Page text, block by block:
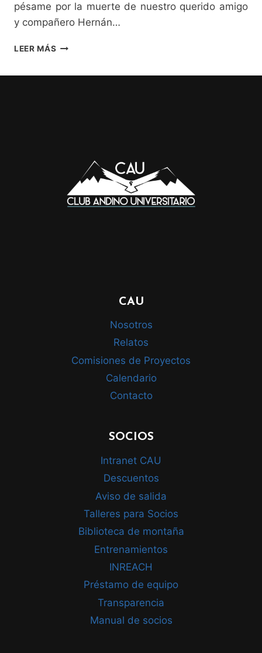
pésame por la muerte de nuestro querido amigo
y compañero Hernán…
LEER MÁS PÉSAME
CAU
Nosotros
Relatos
Comisiones de Proyectos
Calendario
Contacto
SOCIOS
Intranet CAU
Descuentos
Aviso de salida
Talleres para Socios
Biblioteca de montaña
Entrenamientos
INREACH
Préstamo de equipo
Transparencia
Manual de socios